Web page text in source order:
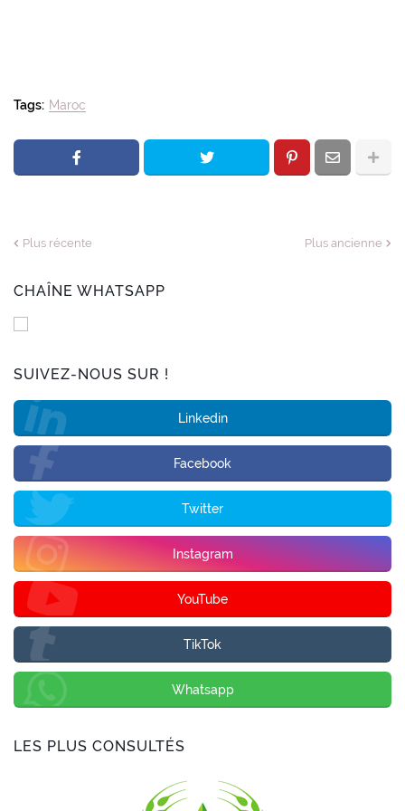
Tags: Maroc
Plus récente Plus ancienne
CHAÎNE WHATSAPP
SUIVEZ-NOUS SUR !
Linkedin
Facebook
Twitter
Instagram
YouTube
TikTok
Whatsapp
LES PLUS CONSULTÉS